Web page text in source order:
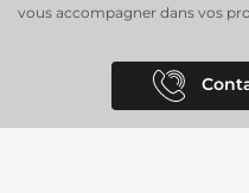
vous accompagner dans vos